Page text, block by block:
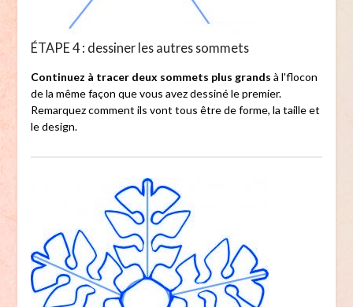
ÉTAPE 4 : dessiner les autres sommets
Continuez à tracer deux sommets plus grands à l'flocon
de la même façon que vous avez dessiné le premier.
Remarquez comment ils vont tous être de forme, la taille et
le design.